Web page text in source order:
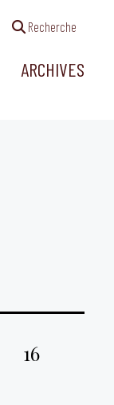
Recherche
ARCHIVES
16